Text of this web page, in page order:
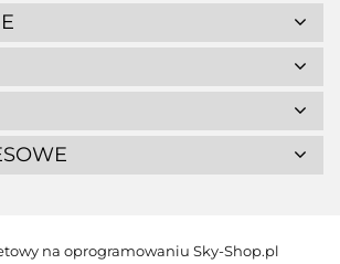
na oprogramowaniu Sky-Shop.pl